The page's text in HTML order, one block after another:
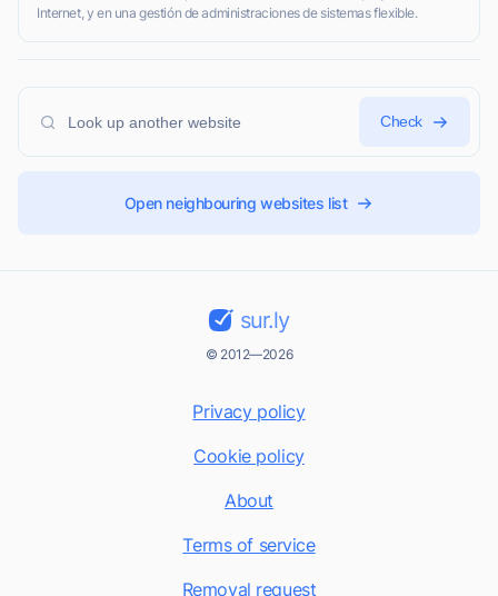
Internet, y en una gestión de administraciones de sistemas flexible.
Check
Open neighbouring websites list
sur.ly
© 2012—2026
Privacy policy
Cookie policy
About
Terms of service
Removal request